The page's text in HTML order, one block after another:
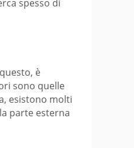
spesso di
è
sono quelle
esistono molti
parte esterna